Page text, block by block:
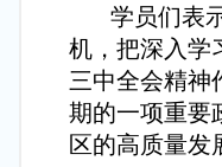
学员们表示
机，把深入学
三中全会精神
期的一项重要
区的高质量发